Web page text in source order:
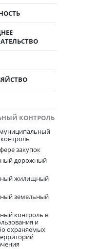
КОНТРОЛЬ
закупок
дорожный
жилищный
земельный
контроль в
и
охраняемых